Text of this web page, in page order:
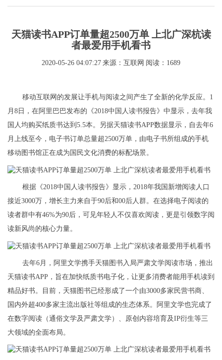
天猫读书APP订单量超2500万单 上北广深杭读
者最爱用手机看书
2020-05-26 04:07:27 来源：互联网 阅读：1689
移动互联网的发展让手机与阅读之间产生了全新的化学反应。1
月8日，在阿里巴巴发布的《2018中国人读书报告》中显示，去年我
国人均购买纸质书达到5.5本。另据天猫读书APP数据显示，自去年6
月上线至今，电子书订单总量超2500万单，由电子书所组成的手机
移动图书馆正在成为国民文化消费的标配场景。
根据《2018中国人读书报告》显示，2018年我国新增阅读人口
接近3000万，增长主力来自于90后和00后人群。在选择电子阅读的
读者群中有46%为90后，可见年轻人不仅喜欢阅读，更是引领数字阅
读新风尚的核心力量。
去年6月，阿里文学携手天猫图书入局严肃文学阅读市场，推出
天猫读书APP，旨在加快纸质书电子化，让更多消费者能用手机读到
精品好书。目前，天猫图书已经形成了一个由3000多家民营书商、
国内外超400多家主流出版社等组成的生态体系。阿里文学也完成了
在数字阅读（通俗文学及严肃文学）、原创内容培育及IP衍生等三
大领域的全面布局。